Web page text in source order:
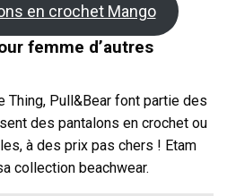
en crochet Mango
femme d’autres
Thing, Pull&Bear font partie des
des pantalons en crochet ou
à des prix pas chers ! Etam
collection beachwear.